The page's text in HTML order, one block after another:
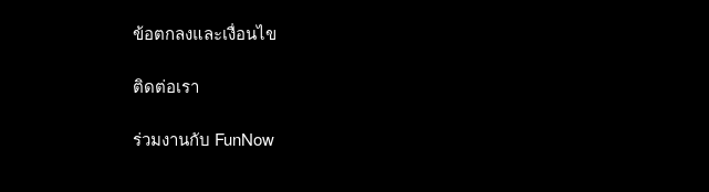
ข้อตกลงและเงื่อนไข
ติดต่อเรา
ร่วมงานกับ FunNow